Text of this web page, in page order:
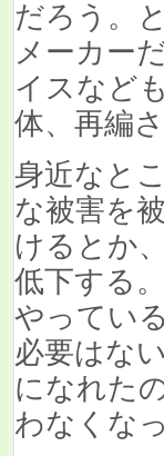
だろう。
メーカー
イスなど
体、再編
身近なと
な被害を
けるとか
低下する
やってい
必要はな
になれた
わなくな